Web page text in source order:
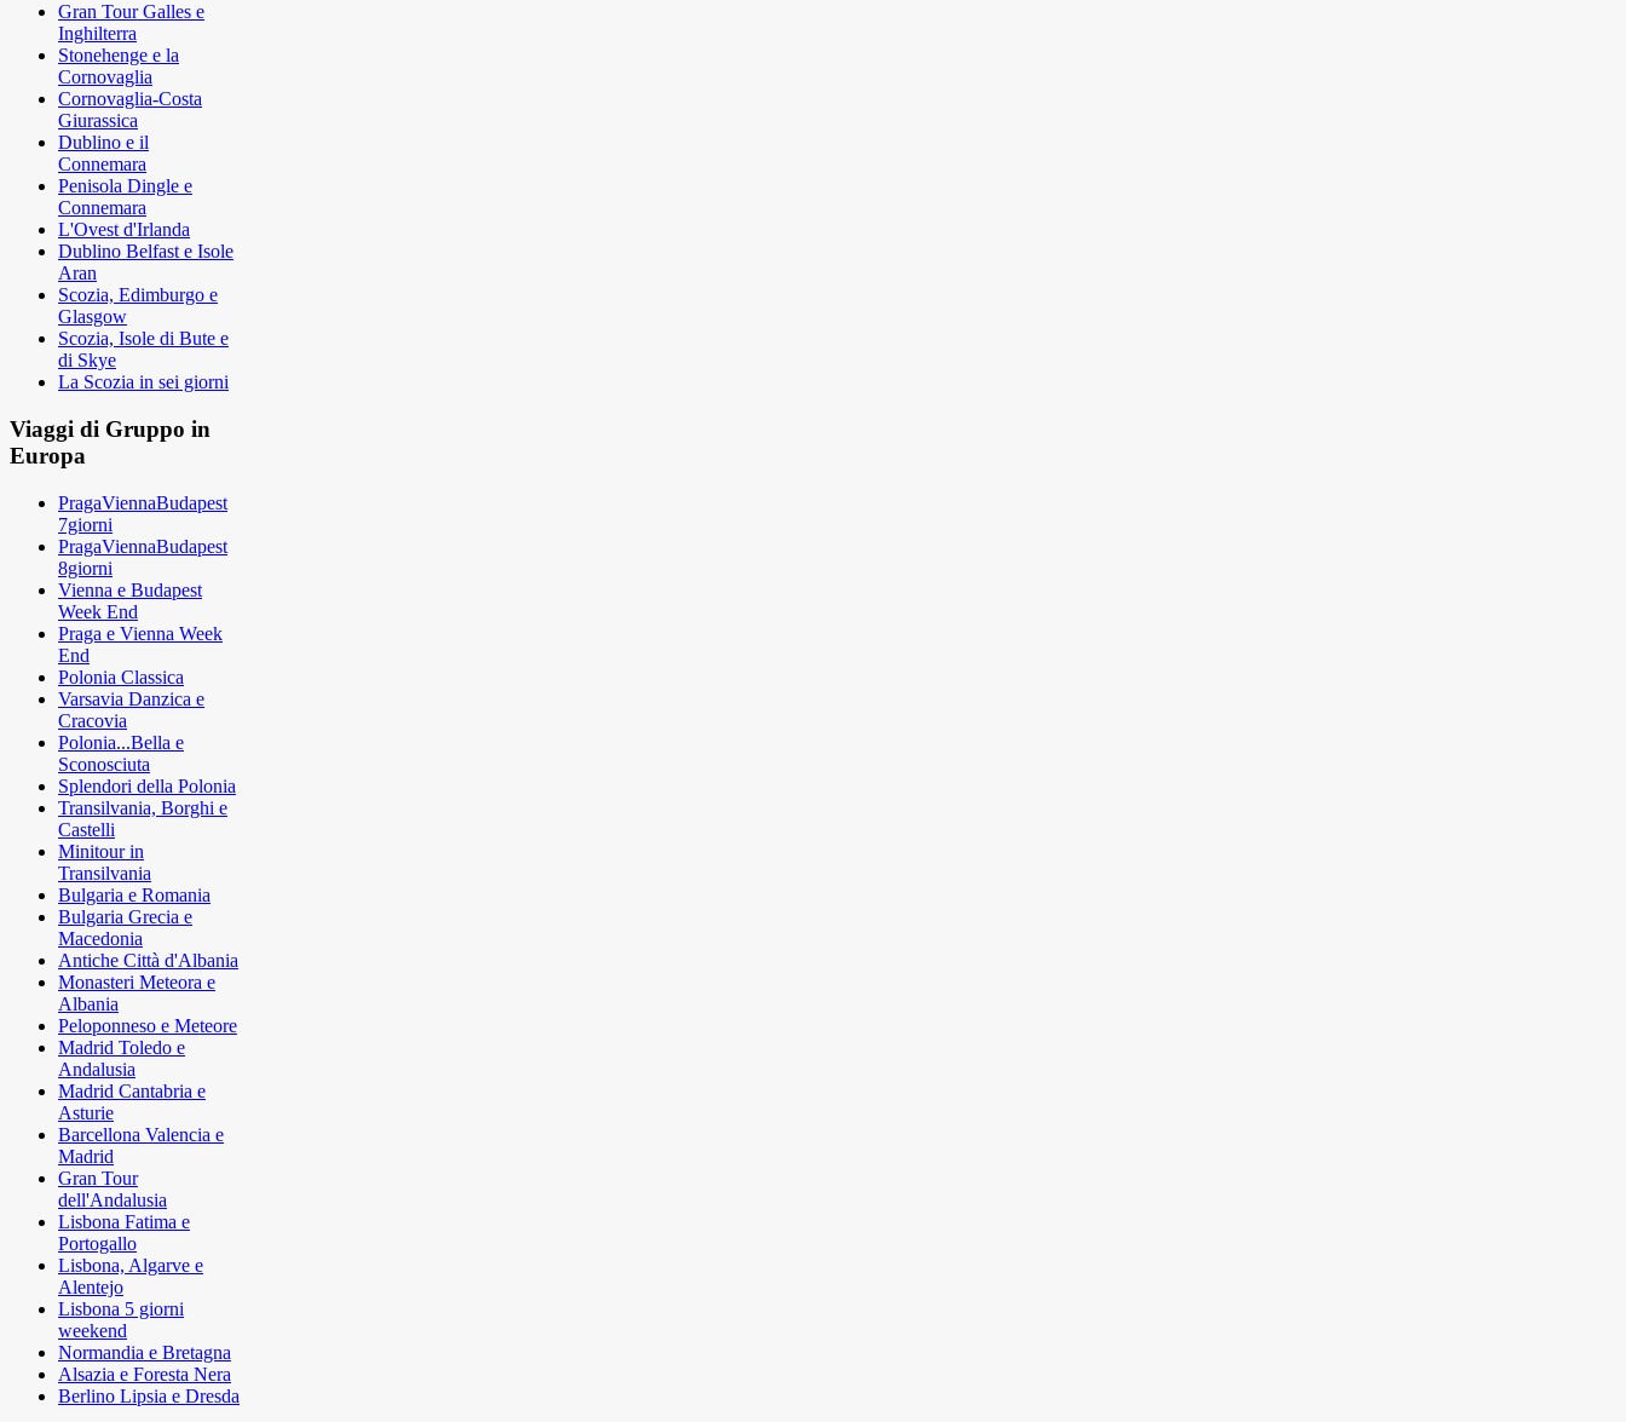
Gran Tour Galles e
Inghilterra
Stonehenge e la
Cornovaglia
Cornovaglia-Costa
Giurassica
Dublino e il
Connemara
Penisola Dingle e
Connemara
L'Ovest d'Irlanda
Dublino Belfast e Isole
Aran
Scozia, Edimburgo e
Glasgow
Scozia, Isole di Bute e
di Skye
La Scozia in sei giorni
Viaggi di Gruppo in
Europa
PragaViennaBudapest
7giorni
PragaViennaBudapest
8giorni
Vienna e Budapest
Week End
Praga e Vienna Week
End
Polonia Classica
Varsavia Danzica e
Cracovia
Polonia...Bella e
Sconosciuta
Splendori della Polonia
Transilvania, Borghi e
Castelli
Minitour in
Transilvania
Bulgaria e Romania
Bulgaria Grecia e
Macedonia
Antiche Città d'Albania
Monasteri Meteora e
Albania
Peloponneso e Meteore
Madrid Toledo e
Andalusia
Madrid Cantabria e
Asturie
Barcellona Valencia e
Madrid
Gran Tour
dell'Andalusia
Lisbona Fatima e
Portogallo
Lisbona, Algarve e
Alentejo
Lisbona 5 giorni
weekend
Normandia e Bretagna
Alsazia e Foresta Nera
Berlino Lipsia e Dresda